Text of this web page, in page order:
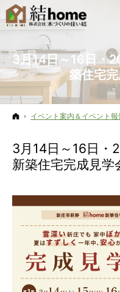
3月14日～16日・
築住宅
ホーム
イベント案内＆イベント報
3月14日～16日・
新築住宅完成見学